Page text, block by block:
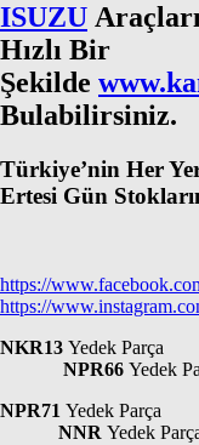
ISUZU
Hızlı Bir
Şekilde
Bulabilirsiniz.
Türkiye’nin Her
Ertesi Gün
https://
https://
NKR13
NPR66 Yedek
NPR71 Yedek Parça
NNR Yedek